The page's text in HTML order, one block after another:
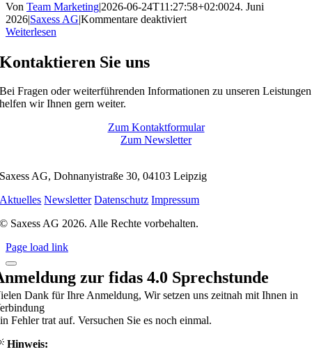
Von Team Marketing|2026-06-24T11:27:58+02:0024. Juni
2026|Saxess AG|Kommentare deaktiviertfür
Verantwortung
Wälder
übernehmen
Weiterlesen
Kontaktieren Sie uns
Bei Fragen oder weiterführenden Informationen zu unseren Leistungen
helfen wir Ihnen gern weiter.
Zum Kontaktformular
Zum Newsletter
Saxess AG, Dohnanyistraße 30, 04103 Leipzig
Aktuelles Newsletter Datenschutz Impressum
© Saxess AG 2026. Alle Rechte vorbehalten.
Page load link
zur fidas 4.0 Sprechstunde
Dank für Ihre Anmeldung, Wir setzen uns zeitnah mit Ihnen in
Fehler trat auf. Versuchen Sie es noch einmal.
Hinweis: